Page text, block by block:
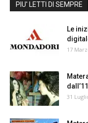
PIU' LETTI DI SEMPRE
Le
17
31